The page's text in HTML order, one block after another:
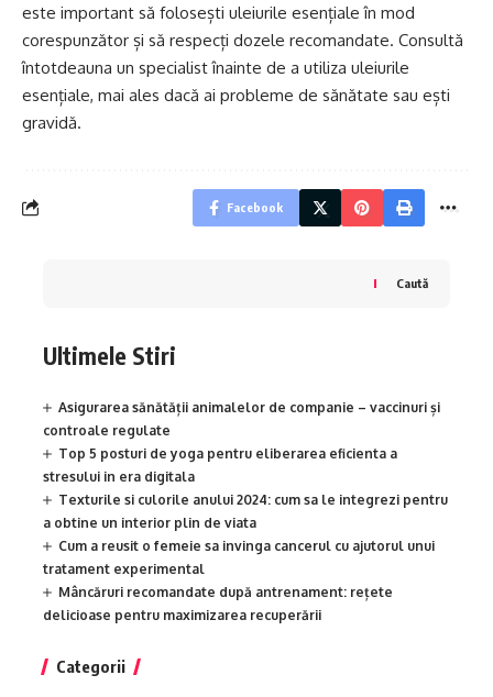
este important să folosești uleiurile esențiale în mod
corespunzător și să respecți dozele recomandate. Consultă
întotdeauna un specialist înainte de a utiliza uleiurile
esențiale, mai ales dacă ai probleme de sănătate sau ești
gravidă.
Facebook
Caută
Ultimele Stiri
Asigurarea sănătății animalelor de companie – vaccinuri și
controale regulate
Top 5 posturi de yoga pentru eliberarea eficienta a
stresului in era digitala
Texturile si culorile anului 2024: cum sa le integrezi pentru
a obtine un interior plin de viata
Cum a reusit o femeie sa invinga cancerul cu ajutorul unui
tratament experimental
Mâncăruri recomandate după antrenament: rețete
delicioase pentru maximizarea recuperării
Categorii